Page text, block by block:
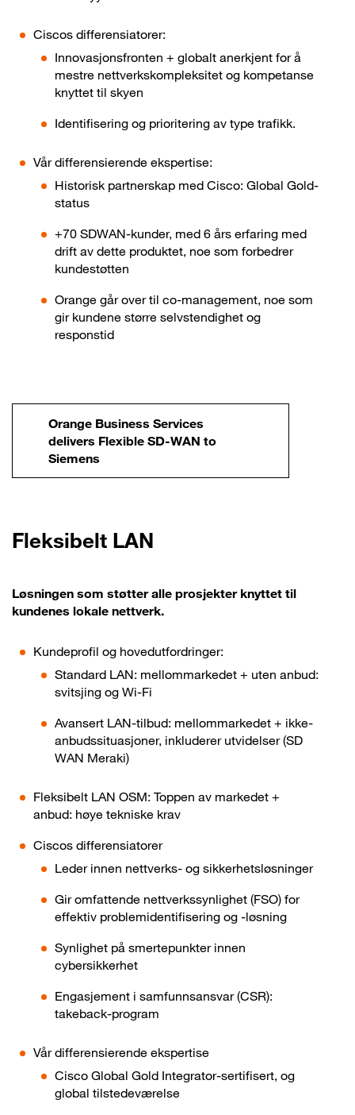
Ciscos differensiatorer:
Innovasjonsfronten + globalt anerkjent for å
mestre nettverkskompleksitet og kompetanse
knyttet til skyen
Identifisering og prioritering av type trafikk.
Vår differensierende ekspertise:
Historisk partnerskap med Cisco: Global Gold-
status
+70 SDWAN-kunder, med 6 års erfaring med
drift av dette produktet, noe som forbedrer
kundestøtten
Orange går over til co-management, noe som
gir kundene større selvstendighet og
responstid
Orange Business Services
delivers Flexible SD-WAN to
Siemens
Fleksibelt LAN
Løsningen som støtter alle prosjekter knyttet til
kundenes lokale nettverk.
Kundeprofil og hovedutfordringer:
Standard LAN: mellommarkedet + uten anbud:
svitsjing og Wi-Fi
Avansert LAN-tilbud: mellommarkedet + ikke-
anbudssituasjoner, inkluderer utvidelser (SD
WAN Meraki)
Fleksibelt LAN OSM: Toppen av markedet +
anbud: høye tekniske krav
Ciscos differensiatorer
Leder innen nettverks- og sikkerhetsløsninger
Gir omfattende nettverkssynlighet (FSO) for
effektiv problemidentifisering og -løsning
Synlighet på smertepunkter innen
cybersikkerhet
Engasjement i samfunnsansvar (CSR):
takeback-program
Vår differensierende ekspertise
Cisco Global Gold Integrator-sertifisert, og
global tilstedeværelse